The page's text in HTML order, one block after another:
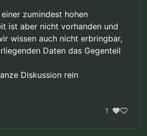
zumindest hohen
ist aber nicht vorhanden und
wissen auch nicht erbringbar,
Daten das Gegenteil
Diskussion rein
1